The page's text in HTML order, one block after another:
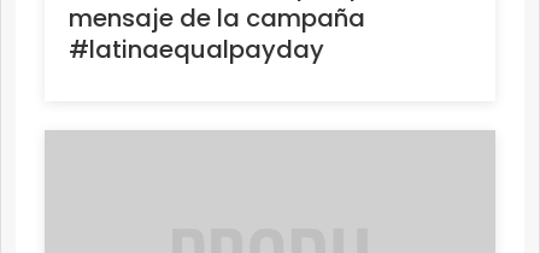
mensaje de la campaña
#latinaequalpayday